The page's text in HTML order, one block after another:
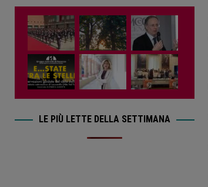
LE PIÙ LETTE DELLA SETTIMANA